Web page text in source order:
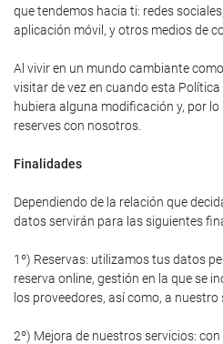
que tendemos hacia ti: redes
aplicación móvil, y otros medios de
Al vivir en un mundo cambiante
visitar de vez en cuando esta
hubiera alguna modificación y, por lo
reserves con nosotros.
Finalidades
Dependiendo de la relación que
datos servirán para las siguientes
1º) Reservas: utilizamos tus datos
reserva online, gestión en la que se
los proveedores, así como, a
2º) Mejora de nuestros servicios: